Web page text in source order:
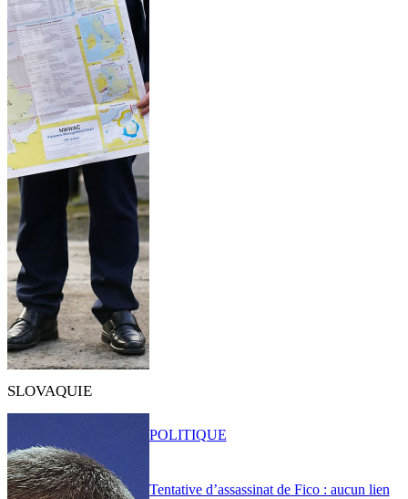
SLOVAQUIE
Tentative d’assassinat de Fico : aucun lien
POLITIQUE